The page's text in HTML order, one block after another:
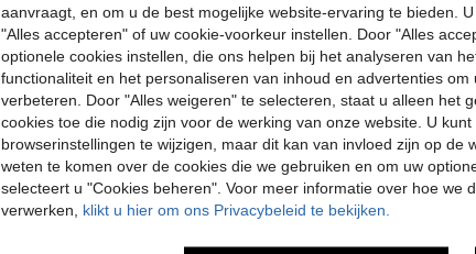
aanvraagt, en om u de best mogelijke website-ervaring te bieden.
"Alles accepteren" of uw cookie-voorkeur instellen. Door "Alles
optionele cookies instellen, die ons helpen bij het analyseren van
functionaliteit en het personaliseren van inhoud en advertenties om
verbeteren. Door "Alles weigeren" te selecteren, staat u alleen het
cookies toe die nodig zijn voor de werking van onze website. U
browserinstellingen te wijzigen, maar dit kan van invloed zijn op de
weten te komen over de cookies die we gebruiken en om uw
selecteert u "Cookies beheren". Voor meer informatie over hoe we
verwerken, klikt u hier om ons Privacybeleid te bekijken.